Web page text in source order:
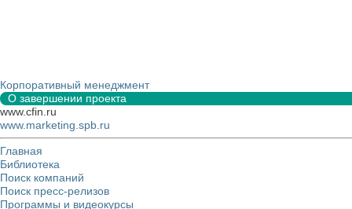
Корпоративный менеджмент
О завершении проекта
www.cfin.ru
www.marketing.spb.ru
Главная
Библиотека
Поиск компаний
Поиск пресс-релизов
Программы и видеокурсы